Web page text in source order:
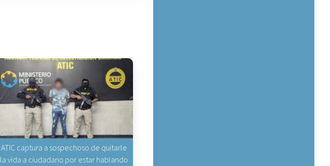
ATIC captura a sospechoso de quitarle
la vida a ciudadano por estar hablando